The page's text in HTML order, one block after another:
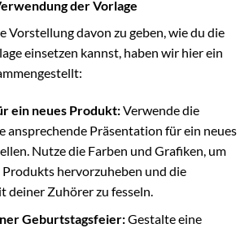
der Vorlage
Vorstellung davon zu geben, wie du die
einsetzen kannst, haben wir hier ein
ein neues Produkt:Verwende die
ansprechende Präsentation für ein neues
Nutze die Farben und Grafiken, um
hervorzuheben und die
deiner Zuhörer zu fesseln.
Geburtstagsfeier:Gestalte eine